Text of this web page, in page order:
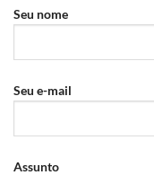
Seu nome
Seu e-mail
Assunto